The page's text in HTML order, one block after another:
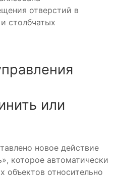
отверстий в
столбчатых
или
новое действие
которое автоматически
объектов относительно